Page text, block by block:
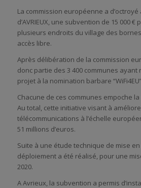
La commission européenne a d’octroyé
d’AVRIEUX, une subvention de 15 000 €
plusieurs endroits du village des
accès libre.
Après délibération de la commission
donc partie des 3 400 communes ayant
projet à la nomination barbare
Chacune de ces communes empoche la
Au total, cette initiative visant à
télécommunications à l’échelle
51 millions d’euros.
Suite à une étude technique de mise
déploiement a été réalisé, pour une
2020.
A Avrieux, la subvention a permis